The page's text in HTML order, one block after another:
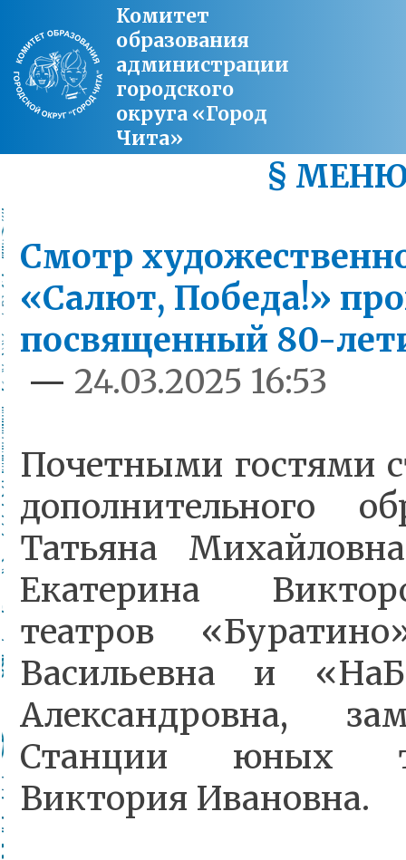
Комитет
образования
администрации
городского
округа «Город
Чита»
§
Смотр
«Салют, Победа!»
посвященный 80-
— 24.03.2025 16:53
Почетными гостями
дополнительного
Татьяна
Екатерина
театров
Васильевна и
Александровна,
Станции юных
Виктория Ивановна.